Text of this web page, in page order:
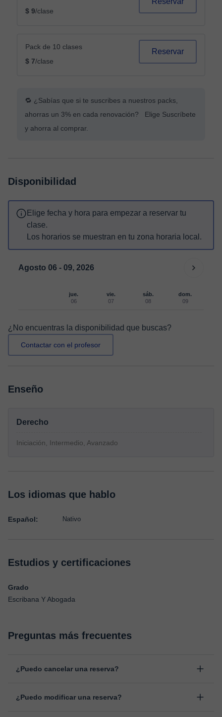
$ 9/clase
Pack de 10 clases
$ 7/clase
Reservar
🔁 ¿Sabías que si te suscribes a nuestros packs,
ahorras un 3% en cada renovación? Elige Suscríbete
y ahorra al comprar.
Disponibilidad
Elige fecha y hora para empezar a reservar tu
clase.
Los horarios se muestran en tu zona horaria local.
Agosto 06 - 09, 2026
jue.
06
vie.
07
sáb.
08
dom.
09
¿No encuentras la disponibilidad que buscas?
Contactar con el profesor
Enseño
Derecho
Iniciación, Intermedio, Avanzado
Los idiomas que hablo
Español: Nativo
Estudios y certificaciones
Grado
Escribana Y Abogada
Preguntas más frecuentes
¿Puedo cancelar una reserva?
antes de la clase, indicando el motivo de cancelación.
¿Puedo modificar una reserva?